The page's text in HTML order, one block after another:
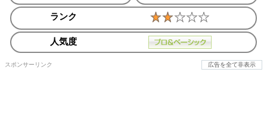
ランク
人気度
スポンサーリンク 広告を全て非表示